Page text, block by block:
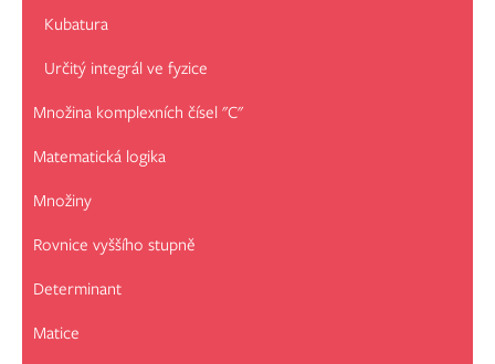
Kubatura
Určitý integrál ve fyzice
Množina komplexních čísel "C"
Matematická logika
Množiny
Rovnice vyššího stupně
Determinant
Matice